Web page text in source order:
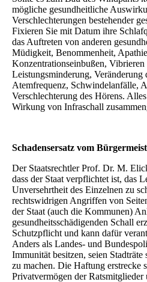
mögliche gesundheitliche
Verschlechterungen bestehender
Fixieren Sie mit Datum ihre
das Auftreten von anderen
Müdigkeit, Benommenheit,
Konzentrationseinbußen, Vibrieren
Leistungsminderung,
Atemfrequenz, Schwindelanfälle,
Verschlechterung des Hörens.
Wirkung von Infraschall
Schadensersatz vom
Der Staatsrechtler Prof. Dr. M.
dass der Staat verpflichtet ist, das
Unversehrtheit des Einzelnen zu
rechtswidrigen Angriffen von
der Staat (auch die Kommunen)
gesundheitsschädigenden Schall
Schutzpflicht und kann dafür
Anders als Landes- und
Immunität besitzen, seien
zu machen. Die Haftung erstrecke
Privatvermögen der Ratsmitglieder